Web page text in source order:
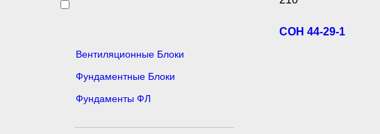
СОН 44-29-1
Вентиляционные Блоки
Фундаментные Блоки
Фундаменты ФЛ